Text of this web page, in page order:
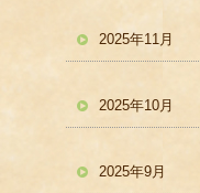
2025年11月
2025年10月
2025年9月